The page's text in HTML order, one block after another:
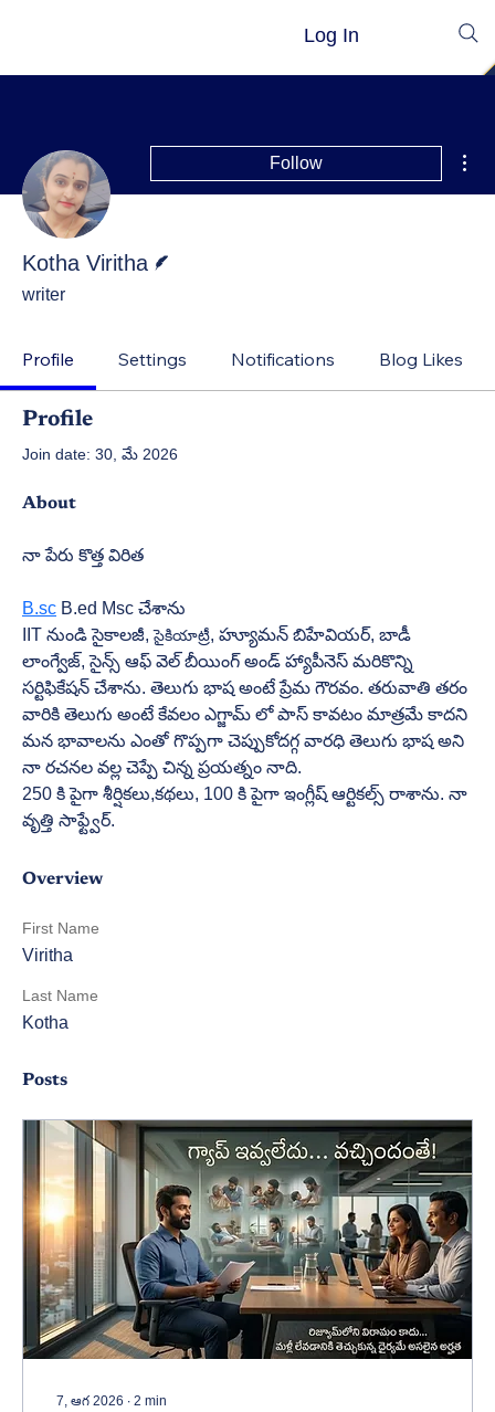
Log In
Follow
Kotha Viritha
writer
Profile Settings Notifications Blog Likes
Profile
Join date: 30, మే 2026
About
నా పేరు కొత్త విరిత
B.sc B.ed Msc చేశాను
IIT నుండి సైకాలజీ, సైకియాట్రీ, హ్యూమన్ బిహేవియర్, బాడీ
లాంగ్వేజ్, సైన్స్ ఆఫ్ వెల్ బీయింగ్ అండ్ హ్యాపీనెస్ మరికొన్ని
సర్టిఫికేషన్ చేశాను. తెలుగు భాష అంటే ప్రేమ గౌరవం. తరువాతి తరం
వారికి తెలుగు అంటే కేవలం ఎగ్జామ్ లో పాస్ కావటం మాత్రమే కాదని
మన భావాలను ఎంతో గొప్పగా చెప్పుకోదగ్గ వారధి తెలుగు భాష అని
నా రచనల వల్ల చెప్పే చిన్న ప్రయత్నం నాది.
250 కి పైగా శీర్షికలు,కథలు, 100 కి పైగా ఇంగ్లీష్ ఆర్టికల్స్ రాశాను. నా
వృత్తి సాఫ్ట్వేర్.
Overview
First Name
Viritha
Last Name
Kotha
Posts
7, ఆగ 2026 ∙ 2 min